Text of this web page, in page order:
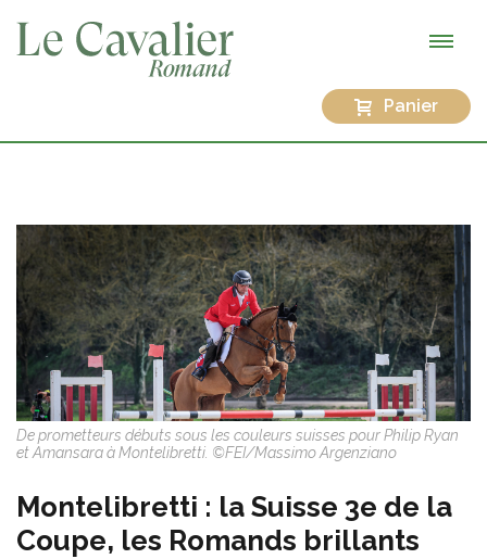
Panier
De prometteurs débuts sous les couleurs suisses pour Philip Ryan
et Amansara à Montelibretti. ©FEI/Massimo Argenziano
Montelibretti : la Suisse 3e de la
Coupe, les Romands brillants